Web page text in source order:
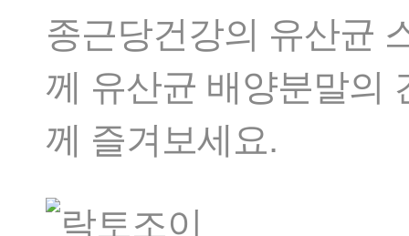
종근당건강의 유산균
께 유산균 배양분말의
께 즐겨보세요.